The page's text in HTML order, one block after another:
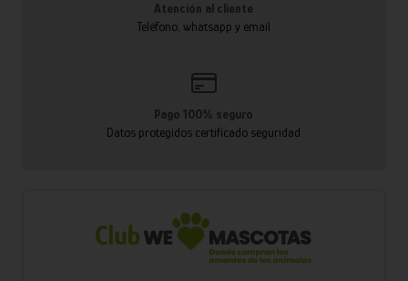
Atención al cliente
Teléfono, whatsapp y email
Pago 100% seguro
Datos protegidos certificado seguridad